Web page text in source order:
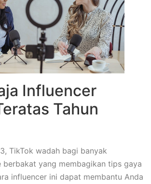
Influencer
Tahun
TikTok wadah bagi banyak
berbakat yang membagikan tips gaya
influencer ini dapat membantu Anda